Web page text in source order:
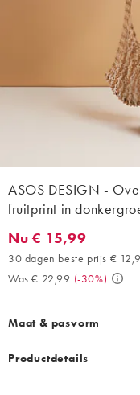
ASOS DESIGN -
fruitprint in
Nu € 15,99. 30 dagen
Nu € 15,99
30 dagen beste prijs €
Was € 22,99 (-30%)
Maat & pasvorm
Productdetails